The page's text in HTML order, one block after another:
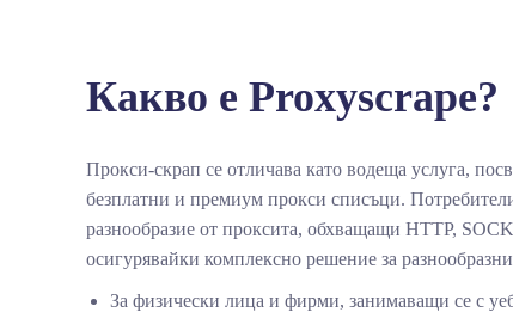
Какво е Proxyscrape?
Прокси-скрап се отличава като водеща услуга,
безплатни и премиум прокси списъци.
разнообразие от проксита, обхващащи HTTP,
осигурявайки комплексно решение за
За физически лица и фирми, занимаващи се с